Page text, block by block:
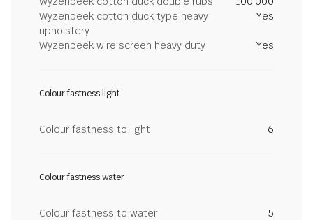
Wyzenbeek cotton duck type heavy
upholstery
Yes
Wyzenbeek wire screen heavy duty Yes
Colour fastness light
Colour fastness to light 6
Colour fastness water
Colour fastness to water 5